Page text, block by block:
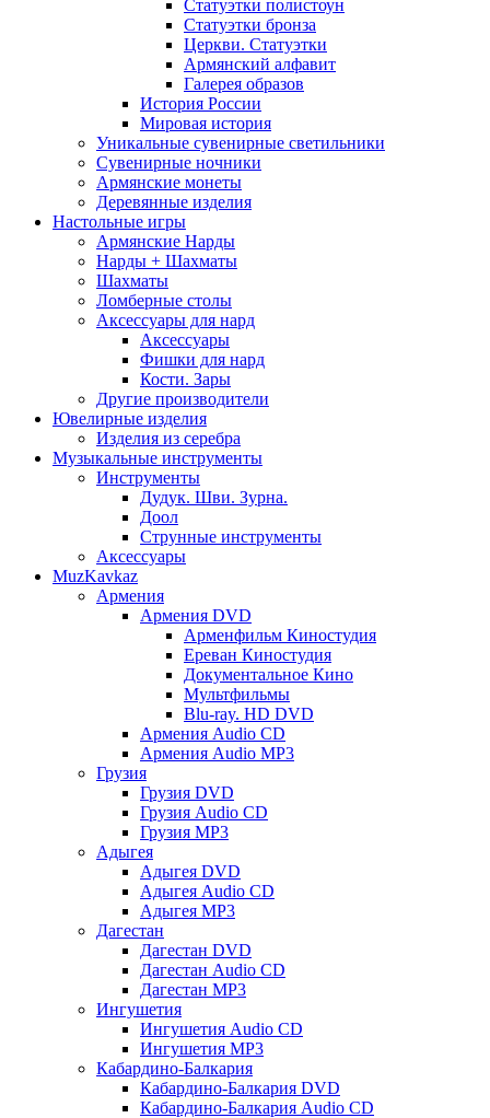
Статуэтки полистоун
Статуэтки бронза
Церкви. Статуэтки
Армянский алфавит
Галерея образов
История России
Мировая история
Уникальные сувенирные светильники
Сувенирные ночники
Армянские монеты
Деревянные изделия
Настольные игры
Армянские Нарды
Нарды + Шахматы
Шахматы
Ломберные столы
Аксессуары для нард
Аксессуары
Фишки для нард
Кости. Зары
Другие производители
Ювелирные изделия
Изделия из серебра
Музыкальные инструменты
Инструменты
Дудук. Шви. Зурна.
Доол
Струнные инструменты
Аксессуары
MuzKavkaz
Армения
Армения DVD
Арменфильм Киностудия
Ереван Киностудия
Документальное Кино
Мультфильмы
Blu-ray. HD DVD
Армения Audio CD
Армения Audio MP3
Грузия
Грузия DVD
Грузия Audio CD
Грузия MP3
Адыгея
Адыгея DVD
Адыгея Audio CD
Адыгея MP3
Дагестан
Дагестан DVD
Дагестан Audio CD
Дагестан MP3
Ингушетия
Ингушетия Audio CD
Ингушетия MP3
Кабардино-Балкария
Кабардино-Балкария DVD
Кабардино-Балкария Audio CD